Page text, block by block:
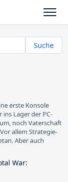
Suche
erste Konsole
ins Lager der PC-
noch Vaterschaft
allem Strategie-
Aber auch
War: